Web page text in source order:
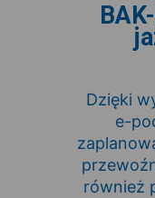
Dzięki
e-
również